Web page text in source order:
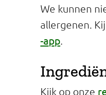
We kunnen
allergenen.
-app
Kijk op onze